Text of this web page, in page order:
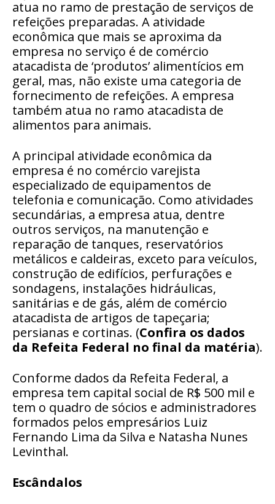
atua no ramo de prestação de serviços de
refeições preparadas. A atividade
econômica que mais se aproxima da
empresa no serviço é de comércio
atacadista de ‘produtos’ alimentícios em
geral, mas, não existe uma categoria de
fornecimento de refeições. A empresa
também atua no ramo atacadista de
alimentos para animais.
A principal atividade econômica da
empresa é no comércio varejista
especializado de equipamentos de
telefonia e comunicação. Como atividades
secundárias, a empresa atua, dentre
outros serviços, na manutenção e
reparação de tanques, reservatórios
metálicos e caldeiras, exceto para veículos,
construção de edifícios, perfurações e
sondagens, instalações hidráulicas,
sanitárias e de gás, além de comércio
atacadista de artigos de tapeçaria;
persianas e cortinas. (Confira os dados
da Refeita Federal no final da matéria).
Conforme dados da Refeita Federal, a
empresa tem capital social de R$ 500 mil e
tem o quadro de sócios e administradores
formados pelos empresários Luiz
Fernando Lima da Silva e Natasha Nunes
Levinthal.
Escândalos